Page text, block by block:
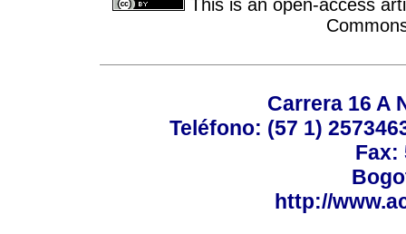
This is an open-access
Carrera 16 A
Teléfono: (57 1)
Fax:
http://